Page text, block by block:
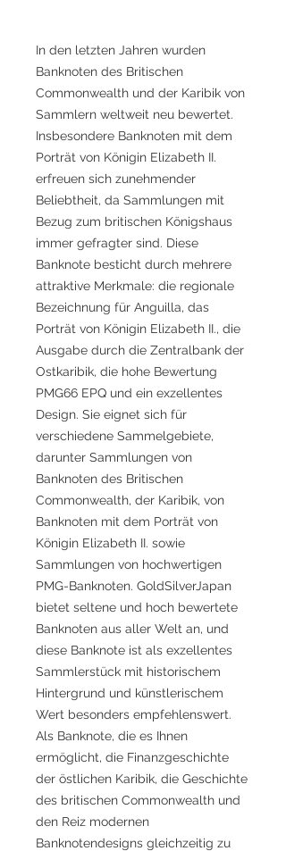
In den letzten Jahren wurden
Banknoten des Britischen
Commonwealth und der Karibik von
Sammlern weltweit neu bewertet.
Insbesondere Banknoten mit dem
Porträt von Königin Elizabeth II.
erfreuen sich zunehmender
Beliebtheit, da Sammlungen mit
Bezug zum britischen Königshaus
immer gefragter sind. Diese
Banknote besticht durch mehrere
attraktive Merkmale: die regionale
Bezeichnung für Anguilla, das
Porträt von Königin Elizabeth II., die
Ausgabe durch die Zentralbank der
Ostkaribik, die hohe Bewertung
PMG66 EPQ und ein exzellentes
Design. Sie eignet sich für
verschiedene Sammelgebiete,
darunter Sammlungen von
Banknoten des Britischen
Commonwealth, der Karibik, von
Banknoten mit dem Porträt von
Königin Elizabeth II. sowie
Sammlungen von hochwertigen
PMG-Banknoten. GoldSilverJapan
bietet seltene und hoch bewertete
Banknoten aus aller Welt an, und
diese Banknote ist als exzellentes
Sammlerstück mit historischem
Hintergrund und künstlerischem
Wert besonders empfehlenswert.
Als Banknote, die es Ihnen
ermöglicht, die Finanzgeschichte
der östlichen Karibik, die Geschichte
des britischen Commonwealth und
den Reiz modernen
Banknotendesigns gleichzeitig zu